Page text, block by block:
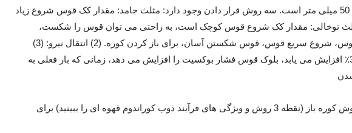
2) کوره باز: (1) کک قوس را قرار دهید: اندازه ذرات کک شروع 30 ~ 50 میلی متر است. سه روش قرار دادن وجود دارد: مثلث جامد: مقدار کک قوس شروع زیاد
مقدار کک شروع قوس کوچک است، به راحتی می توان قوس را شکست،
معمولا استفاده نمی شود. شکل کریستال: مقدار کمی کک شروع قوس، شروع سریع قوس، قوس شکستن آسان، برای باز کردن کوره. (2) انتقال نیرو: (3)
شروع قوس: با استفاده از ولتاژ بالاتر، هنگامی که جریان به 20 ~ 30٪ افزایش می یابد، بلوک قوس فشار بوکسیت را افزایش می دهد، زمانی که بار فعلی به
3) ذوب: عمدتاً به دو فرآیند تقسیم می شود: روش کوره خورش و روش کوره باز (نقطه 3 روش و ویژگی های فرآیند ذوب کوراندوم قهوه ای را ببینید) برای